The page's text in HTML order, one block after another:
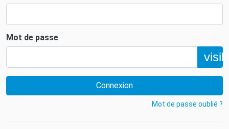
Mot de passe
Connexion
Mot de passe oublié ?